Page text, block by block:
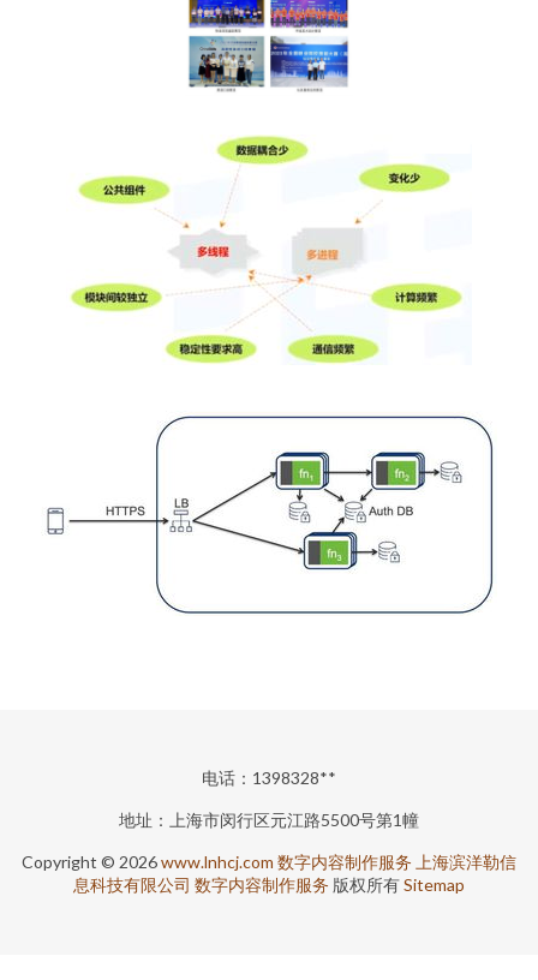
电话：1398328**
地址：上海市闵行区元江路5500号第1幢
Copyright © 2026www.lnhcj.com 数字内容制作服务 上海滨洋勒信
息科技有限公司 数字内容制作服务 版权所有Sitemap